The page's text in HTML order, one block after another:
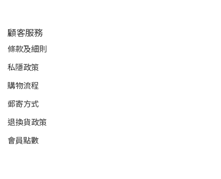
顧客服務
條款及細則
私隱政策
購物流程
郵寄方式
退換貨政策
會員點數